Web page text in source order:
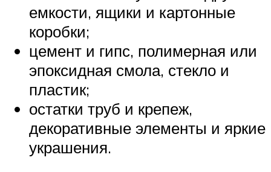
емкости, ящики и картонные
коробки;
цемент и гипс, полимерная или
эпоксидная смола, стекло и
пластик;
остатки труб и крепеж,
декоративные элементы и яркие
украшения.